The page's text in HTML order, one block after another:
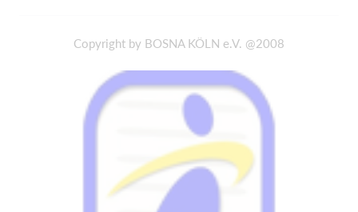
Copyright by BOSNA KÖLN e.V. @2008